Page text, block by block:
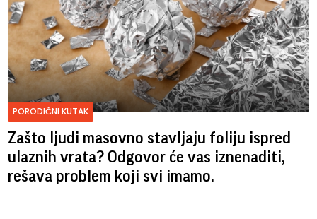
PORODIČNI KUTAK
Zašto ljudi masovno stavljaju foliju ispred
ulaznih vrata? Odgovor će vas iznenaditi,
rešava problem koji svi imamo.